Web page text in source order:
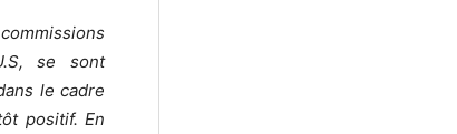
se sont
le cadre
positif. En